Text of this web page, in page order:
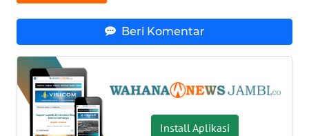
Beri Komentar
Install Aplikasi
WN
LAMPUNG
WN
JATENG
WN
NUSANTARA